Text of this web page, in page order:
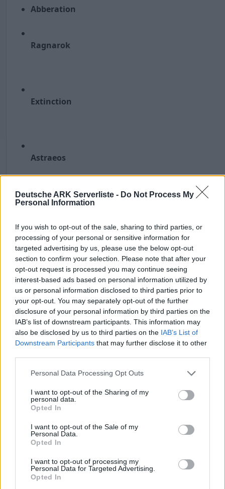
Deutsche ARK Serverliste - Do Not Process My
Personal Information
If you wish to opt-out of the sale, sharing to third parties, or
processing of your personal or sensitive information for
targeted advertising by us, please use the below opt-out
section to confirm your selection. Please note that after your
opt-out request is processed you may continue seeing
interest-based ads based on personal information utilized by
us or personal information disclosed to third parties prior to
your opt-out. You may separately opt-out of the further
disclosure of your personal information by third parties on the
IAB’s list of downstream participants. This information may
also be disclosed by us to third parties on the IAB’s List of
Downstream Participants that may further disclose it to other
Personal Data Processing Opt Outs
I want to opt-out of the Sharing of my
personal data.
Opted In
I want to opt-out of the Sale of my
Personal Data.
Opted In
I want to opt-out of processing my
Personal Data for Targeted Advertising.
Opted In
Abberation
Ragnarok
Extinction
Astraeos
Lost Colony
⚡Die Drachenmond-Essenzen (Stats)Unsere Raten
sind so gewählt, dass der Spielspaß im Vordergrund
steht:
Max-Wild-Level: 300
Drachenreiter!)
Breeding x70: